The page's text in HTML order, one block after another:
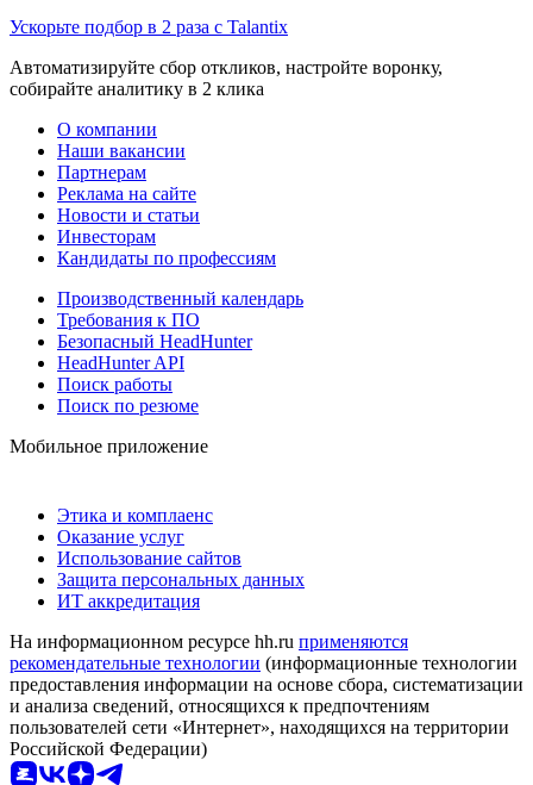
Ускорьте подбор в 2 раза с Talantix
Автоматизируйте сбор откликов, настройте воронку,
собирайте аналитику в 2 клика
О компании
Наши вакансии
Партнерам
Реклама на сайте
Новости и статьи
Инвесторам
Кандидаты по профессиям
Производственный календарь
Требования к ПО
Безопасный HeadHunter
HeadHunter API
Поиск работы
Поиск по резюме
Мобильное приложение
Этика и комплаенс
Оказание услуг
Использование сайтов
Защита персональных данных
ИТ аккредитация
На информационном ресурсе hh.ru применяются
рекомендательные технологии (информационные технологии
предоставления информации на основе сбора, систематизации
и анализа сведений, относящихся к предпочтениям
пользователей сети «Интернет», находящихся на территории
Российской Федерации)